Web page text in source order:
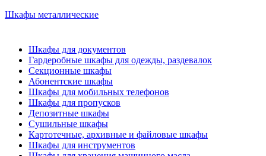
Шкафы металлические
Шкафы для документов
Гардеробные шкафы для одежды, раздевалок
Секционные шкафы
Абонентские шкафы
Шкафы для мобильных телефонов
Шкафы для пропусков
Депозитные шкафы
Сушильные шкафы
Картотечные, архивные и файловые шкафы
Шкафы для инструментов